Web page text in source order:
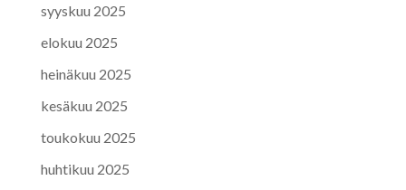
syyskuu 2025
elokuu 2025
heinäkuu 2025
kesäkuu 2025
toukokuu 2025
huhtikuu 2025